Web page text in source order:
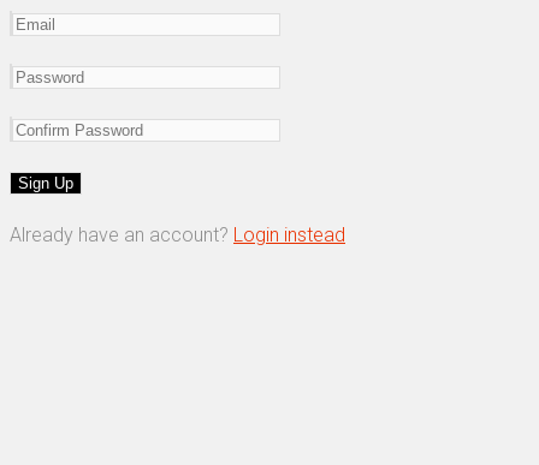
Already have an account? Login instead